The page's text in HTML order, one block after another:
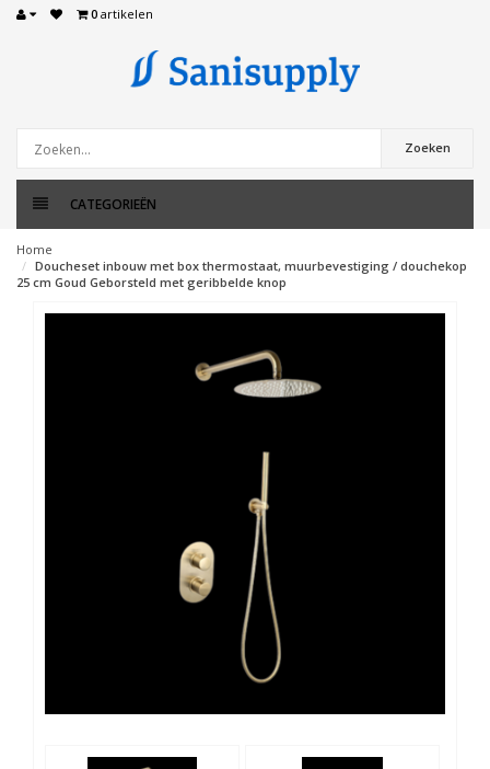
0 artikelen
Zoeken
CATEGORIEËN
Home
Doucheset inbouw met box thermostaat, muurbevestiging / douchekop
25 cm Goud Geborsteld met geribbelde knop